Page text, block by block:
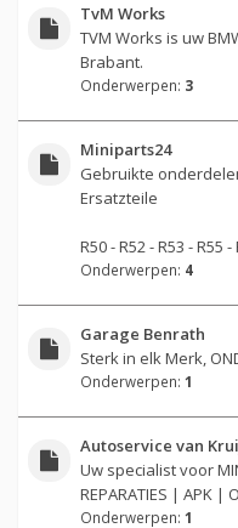
TvM Works
TVM Works is uw
Brabant.
Onderwerpen: 3
Miniparts24
Gebruikte
Ersatzteile
R50 - R52 - R53 - R55 -
Onderwerpen: 4
Garage Benrath
Sterk in elk Merk,
Onderwerpen: 1
Autoservice van
Uw specialist voor
REPARATIES | APK |
Onderwerpen: 1